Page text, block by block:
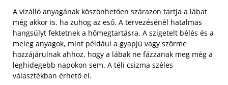
A vízálló anyagának köszönhetően szárazon tartja a lábat
még akkor is, ha zuhog az eső. A tervezésénél hatalmas
hangsúlyt fektetnek a hőmegtartásra. A szigetelt bélés és a
meleg anyagok, mint például a gyapjú vagy szőrme
hozzájárulnak ahhoz, hogy a lábak ne fázzanak meg még a
leghidegebb napokon sem. A téli csizma széles
választékban érhető el.